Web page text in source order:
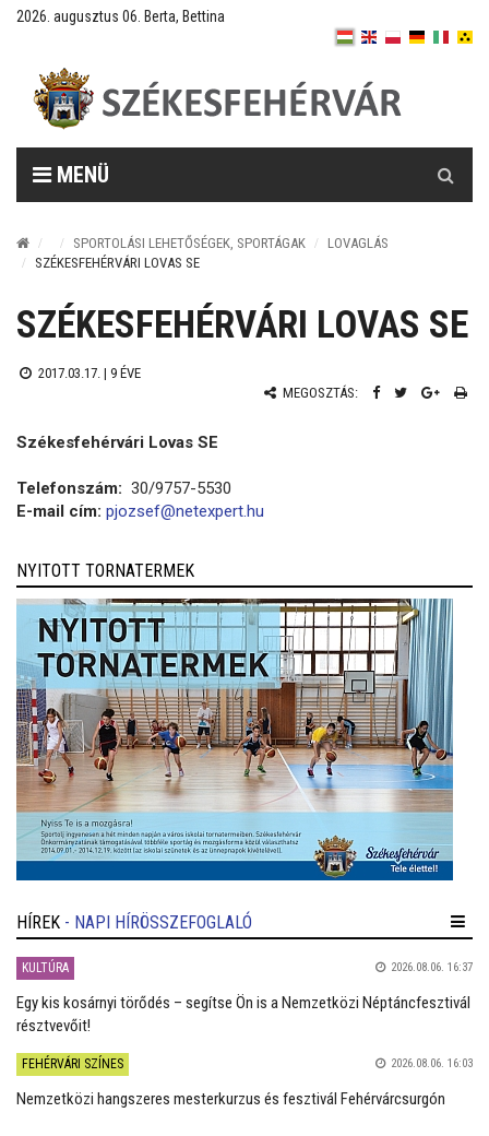
2026. augusztus 06. Berta, Bettina
MENÜ
SPORTOLÁSI LEHETŐSÉGEK, SPORTÁGAK
LOVAGLÁS
SZÉKESFEHÉRVÁRI LOVAS SE
SZÉKESFEHÉRVÁRI LOVAS SE
2017.03.17. | 9 ÉVE
MEGOSZTÁS:
Székesfehérvári Lovas SE
Telefonszám: 30/9757-5530
E-mail cím: pjozsef@netexpert.hu
NYITOTT TORNATERMEK
HÍREK - NAPI HÍRÖSSZEFOGLALÓ
KULTÚRA 2026.08.06. 16:37
Egy kis kosárnyi törődés – segítse Ön is a Nemzetközi Néptáncfesztivál
résztvevőit!
FEHÉRVÁRI SZÍNES 2026.08.06. 16:03
Nemzetközi hangszeres mesterkurzus és fesztivál Fehérvárcsurgón